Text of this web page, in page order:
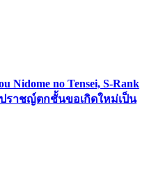
Nidome no Tensei, S-Rank
ปราชญ์ตกชั้นขอเกิดใหม่เป็น